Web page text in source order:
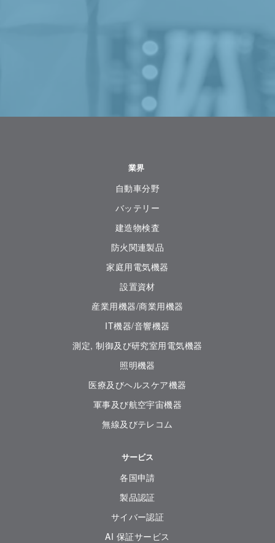
業界
自動車分野
バッテリー
建造物検査
防火関連製品
家庭用電気機器
設置資材
産業用機器/商業用機器
IT機器/音響機器
測定, 制御及び研究室用電気機器
照明機器
医療及びヘルスケア機器
軍事及び航空宇宙機器
無線及びテレコム
サービス
各国申請
製品認証
サイバー認証
AI 保証サービス